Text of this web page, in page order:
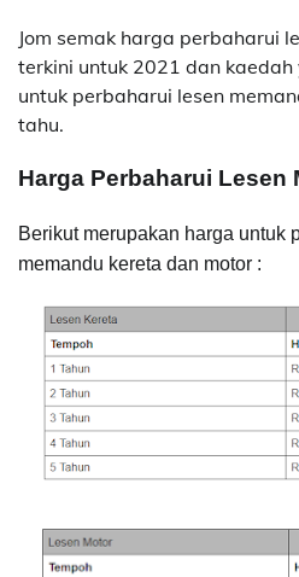
Jom semak harga perbaharui
terkini untuk 2021 dan
untuk perbaharui lesen
tahu.
Harga Perbaharui Lesen
Berikut merupakan harga untuk
memandu kereta dan motor :